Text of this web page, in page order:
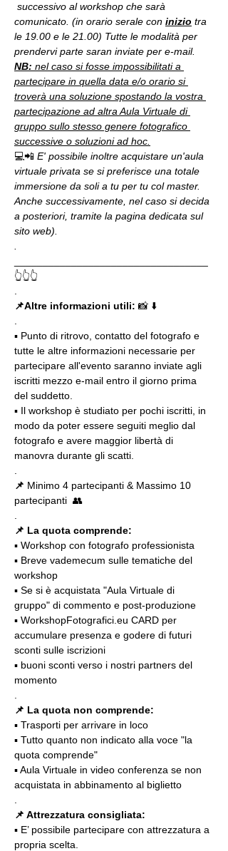
successivo al workshop che sarà
comunicato. (in orario serale con inizio tra
le 19.00 e le 21.00) Tutte le modalità per
prendervi parte saran inviate per e-mail.
NB: nel caso si fosse impossibilitati a
partecipare in quella data e/o orario si
troverà una soluzione spostando la vostra
partecipazione ad altra Aula Virtuale di
gruppo sullo stesso genere fotografico
successive o soluzioni ad hoc.
💻📲 E' possibile inoltre acquistare un'aula
virtuale privata se si preferisce una totale
immersione da soli a tu per tu col master.
Anche successivamente, nel caso si decida
a posteriori, tramite la pagina dedicata sul
sito web).
👆👆👆
📌Altre informazioni utili: 📸 ⬇️
▪️ Punto di ritrovo, contatto del fotografo e
tutte le altre informazioni necessarie per
partecipare all'evento saranno inviate agli
iscritti mezzo e-mail entro il giorno prima
del suddetto.
▪️ Il workshop è studiato per pochi iscritti, in
modo da poter essere seguiti meglio dal
fotografo e avere maggior libertà di
manovra durante gli scatti.
📌 Minimo 4 partecipanti & Massimo 10
partecipanti  👥
📌 La quota comprende:
▪️ Workshop con fotografo professionista
▪️ Breve vademecum sulle tematiche del
workshop
▪️ Se si è acquistata "Aula Virtuale di
gruppo" di commento e post-produzione
▪️ WorkshopFotografici.eu CARD per
accumulare presenza e godere di futuri
sconti sulle iscrizioni
▪️ buoni sconti verso i nostri partners del
momento
📌 La quota non comprende:
▪️ Trasporti per arrivare in loco
▪️ Tutto quanto non indicato alla voce "la
quota comprende"
▪️ Aula Virtuale in video conferenza se non
acquistata in abbinamento al biglietto
📌 Attrezzatura consigliata:
▪️ E’ possibile partecipare con attrezzatura a
propria scelta.